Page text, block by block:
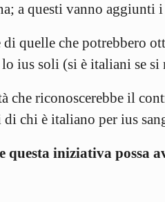
a questi vanno
quelle che potrebbero
ius soli (si è italiani se si
che riconoscerebbe il
chi è italiano per ius
iniziativa possa